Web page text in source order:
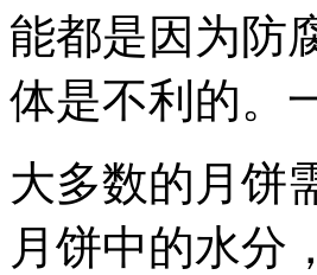
能都是因为防
体是不利的。
大多数的月饼
月饼中的水分